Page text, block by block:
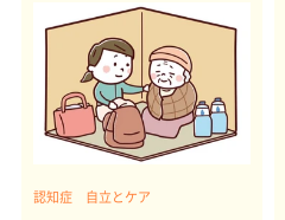
認知症 自立とケア